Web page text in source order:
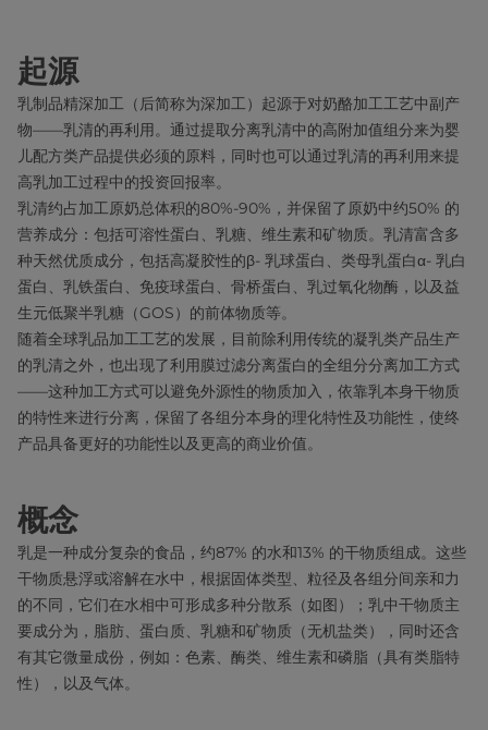
起源
乳制品精深加工（后简称为深加工）起源于对奶酪加工工艺中副产
物——乳清的再利用。通过提取分离乳清中的高附加值组分来为婴
儿配方类产品提供必须的原料，同时也可以通过乳清的再利用来提
高乳加工过程中的投资回报率。
乳清约占加工原奶总体积的80%-90%，并保留了原奶中约50% 的
营养成分：包括可溶性蛋白、乳糖、维生素和矿物质。乳清富含多
种天然优质成分，包括高凝胶性的β- 乳球蛋白、类母乳蛋白α- 乳白
蛋白、乳铁蛋白、免疫球蛋白、骨桥蛋白、乳过氧化物酶，以及益
生元低聚半乳糖（GOS）的前体物质等。
随着全球乳品加工工艺的发展，目前除利用传统的凝乳类产品生产
的乳清之外，也出现了利用膜过滤分离蛋白的全组分分离加工方式
——这种加工方式可以避免外源性的物质加入，依靠乳本身干物质
的特性来进行分离，保留了各组分本身的理化特性及功能性，使终
产品具备更好的功能性以及更高的商业价值。
概念
乳是一种成分复杂的食品，约87% 的水和13% 的干物质组成。这些
干物质悬浮或溶解在水中，根据固体类型、粒径及各组分间亲和力
的不同，它们在水相中可形成多种分散系（如图）；乳中干物质主
要成分为，脂肪、蛋白质、乳糖和矿物质（无机盐类），同时还含
有其它微量成份，例如：色素、酶类、维生素和磷脂（具有类脂特
性），以及气体。